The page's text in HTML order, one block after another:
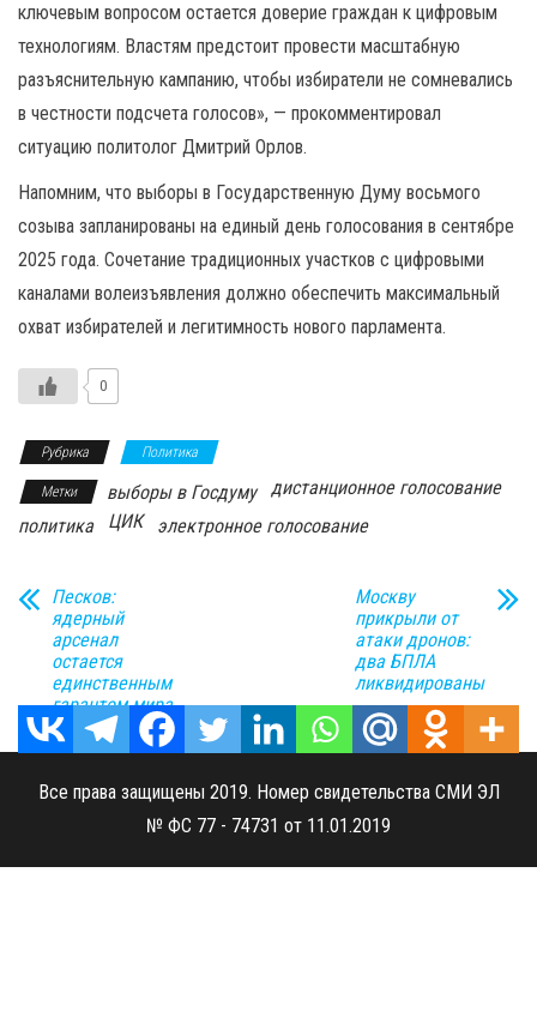
ключевым вопросом остается доверие граждан к цифровым
технологиям. Властям предстоит провести масштабную
разъяснительную кампанию, чтобы избиратели не сомневались
в честности подсчета голосов», — прокомментировал
ситуацию политолог Дмитрий Орлов.
Напомним, что выборы в Государственную Думу восьмого
созыва запланированы на единый день голосования в сентябре
2025 года. Сочетание традиционных участков с цифровыми
каналами волеизъявления должно обеспечить максимальный
охват избирателей и легитимность нового парламента.
0
Рубрика Политика
Метки выборы в Госдуму
дистанционное голосование
политика
ЦИК электронное голосование
Песков:
ядерный
арсенал
остается
единственным
гарантом мира
Москву
прикрыли от
атаки дронов:
два БПЛА
ликвидированы
Все права защищены 2019. Номер свидетельства СМИ ЭЛ
№ ФС 77 - 74731 от 11.01.2019